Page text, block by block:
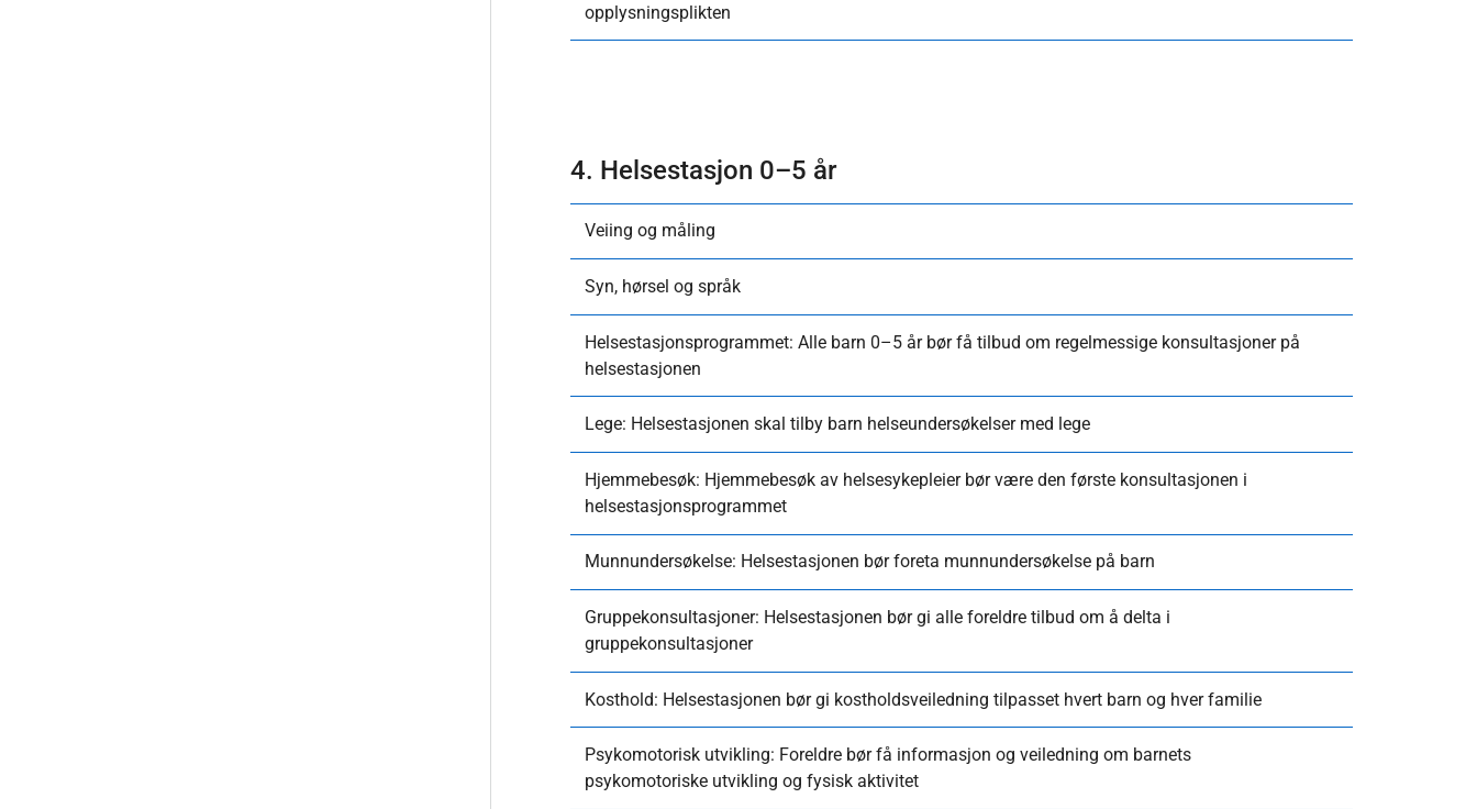
opplysningsplikten
4. Helsestasjon 0–5 år
Veiing og måling
Syn, hørsel og språk
Helsestasjonsprogrammet: Alle barn 0–5 år bør få tilbud om regelmessige konsultasjoner på
helsestasjonen
Lege: Helsestasjonen skal tilby barn helseundersøkelser med lege
Hjemmebesøk: Hjemmebesøk av helsesykepleier bør være den første konsultasjonen i
helsestasjonsprogrammet
Munnundersøkelse: Helsestasjonen bør foreta munnundersøkelse på barn
Gruppekonsultasjoner: Helsestasjonen bør gi alle foreldre tilbud om å delta i
gruppekonsultasjoner
Kosthold: Helsestasjonen bør gi kostholdsveiledning tilpasset hvert barn og hver familie
Psykomotorisk utvikling: Foreldre bør få informasjon og veiledning om barnets
psykomotoriske utvikling og fysisk aktivitet